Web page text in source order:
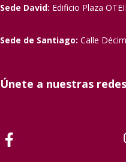
Sede David: Edificio Plaza
Sede de Santiago: Calle
Únete a nuestras